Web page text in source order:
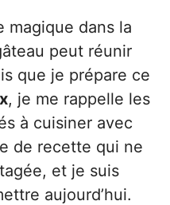
magique dans la
peut réunir
que je prépare ce
, je me rappelle les
à cuisiner avec
de recette qui ne
et je suis
aujourd’hui.